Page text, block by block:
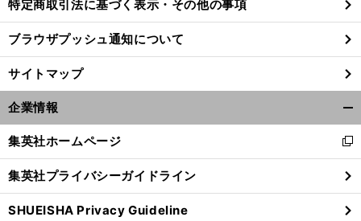
特定商取引法に基づく表示・その他の事項
ブラウザプッシュ通知について
サイトマップ
企業情報
閉
る
集英社ホームページ
新
し
い
ウ
ィ
集英社プライバシーガイドライン
SHUEISHA Privacy Guideline